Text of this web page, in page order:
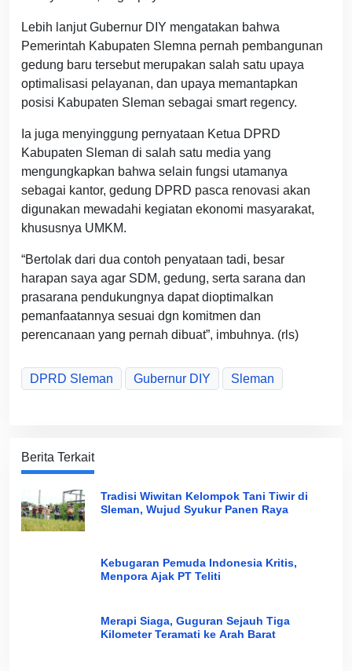
Lebih lanjut Gubernur DIY mengatakan bahwa
Pemerintah Kabupaten Slemna pernah pembangunan
gedung baru tersebut merupakan salah satu upaya
optimalisasi pelayanan, dan upaya memantapkan
posisi Kabupaten Sleman sebagai smart regency.
Ia juga menyinggung pernyataan Ketua DPRD
Kabupaten Sleman di salah satu media yang
mengungkapkan bahwa selain fungsi utamanya
sebagai kantor, gedung DPRD pasca renovasi akan
digunakan mewadahi kegiatan ekonomi masyarakat,
khususnya UMKM.
“Bertolak dari dua contoh penyataan tadi, besar
harapan saya agar SDM, gedung, serta sarana dan
prasarana pendukungnya dapat dioptimalkan
pemanfaatannya sesuai dgn komitmen dan
perencanaan yang pernah dibuat”, imbuhnya. (rls)
DPRD Sleman Gubernur DIY Sleman
Berita Terkait
Tradisi Wiwitan Kelompok Tani Tiwir di
Sleman, Wujud Syukur Panen Raya
Kebugaran Pemuda Indonesia Kritis,
Menpora Ajak PT Teliti
Merapi Siaga, Guguran Sejauh Tiga
Kilometer Teramati ke Arah Barat